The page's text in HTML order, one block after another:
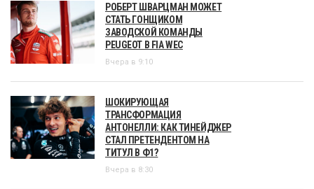
РОБЕРТ ШВАРЦМАН МОЖЕТ
СТАТЬ ГОНЩИКОМ
ЗАВОДСКОЙ КОМАНДЫ
PEUGEOT В FIA WEC
Вчера в 9:10
ШОКИРУЮЩАЯ
ТРАНСФОРМАЦИЯ
АНТОНЕЛЛИ: КАК ТИНЕЙДЖЕР
СТАЛ ПРЕТЕНДЕНТОМ НА
ТИТУЛ В Ф1?
Вчера в 8:30